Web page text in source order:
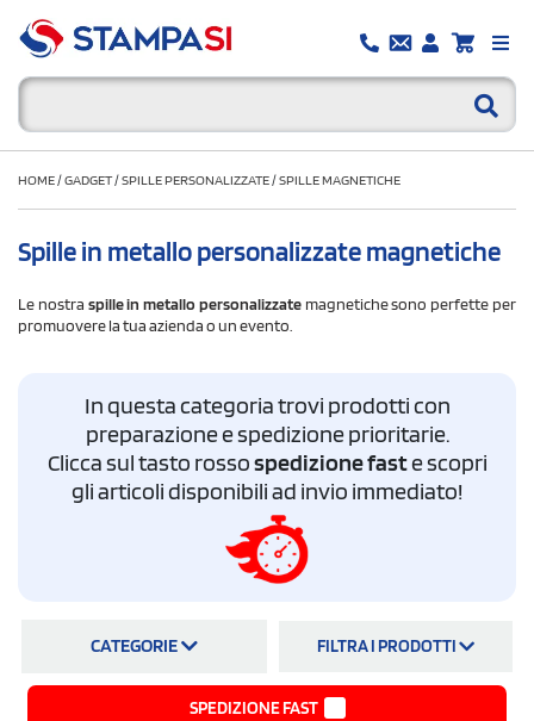
HOME/GADGET/SPILLE PERSONALIZZATE/SPILLE MAGNETICHE
Spille in metallo personalizzate magnetiche
Le nostra spille in metallo personalizzatemagnetiche sono perfette per
promuovere la tua azienda o un evento.
In questa categoria trovi prodotti con
preparazione e spedizione prioritarie.
Clicca sul tasto rossospedizione faste scopri
gli articoli disponibili ad invio immediato!
CATEGORIE FILTRA I PRODOTTI
SPEDIZIONE FAST